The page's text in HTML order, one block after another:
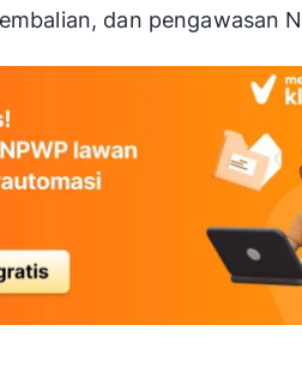
dan pengawasan